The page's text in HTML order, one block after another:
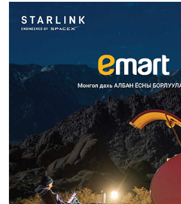
Францад иргэд рүү зөвшөөрөлгүй
сурталчилгааны дууд...
2026/08/07
Нийтийн тээврийн Ч:19А чиглэлийн